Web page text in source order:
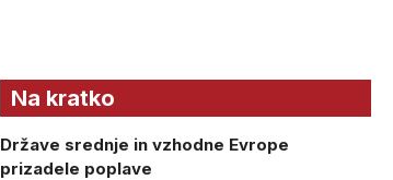
Na kratko
Države srednje in vzhodne Evrope
prizadele poplave